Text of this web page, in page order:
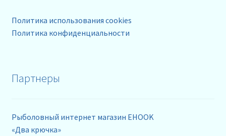
Политика использования cookies
Политика конфиденциальности
Партнеры
Рыболовный интернет магазин EHOOK
«Два крючка»